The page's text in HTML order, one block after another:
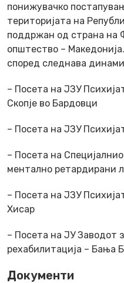
понижувачко
територијата на
поддржан од страна на
општество –
според следнава
– Посета на ЈЗУ
Скопје во Бардовци
– Посета на ЈЗУ
– Посета на
ментално ретардирани
– Посета на ЈЗУ
Хисар
– Посета на ЈУ Заводот
рехабилитација – Бања
Документи